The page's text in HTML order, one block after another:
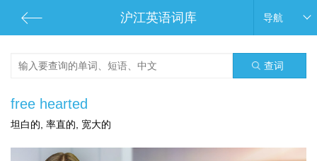
沪江英语词库 导航
查词
free hearted
坦白的, 率直的, 宽大的